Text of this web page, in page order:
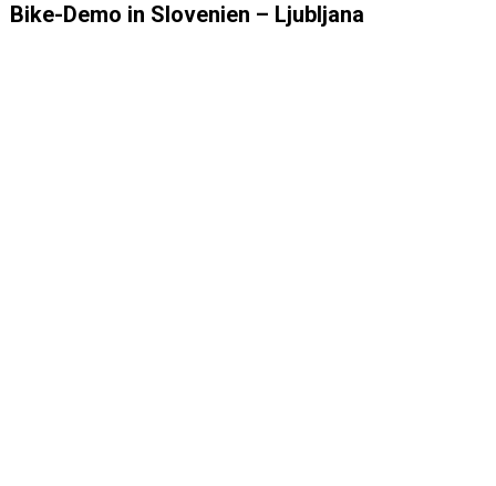
Bike-Demo in Slovenien – Ljubljana